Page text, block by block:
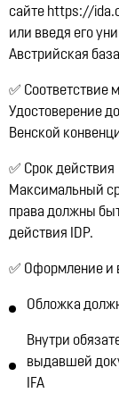
сайте https://
или введя его
Австрийская
✅ Соответствие
Удостоверение
Венской
✅ Срок действия
Максимальный
права должны
действия IDP.
✅ Оформление и
Обложка
Внутри
выдавшей
IFA